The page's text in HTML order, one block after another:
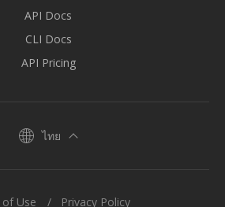
API Docs
CLI Docs
API Pricing
ไทย
Use Privacy Policy